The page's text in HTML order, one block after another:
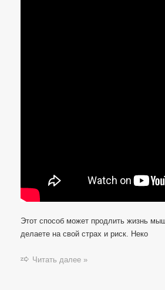
Этот способ может продлить жизнь
делаете на свой страх и риск. Неко
Читать далее »